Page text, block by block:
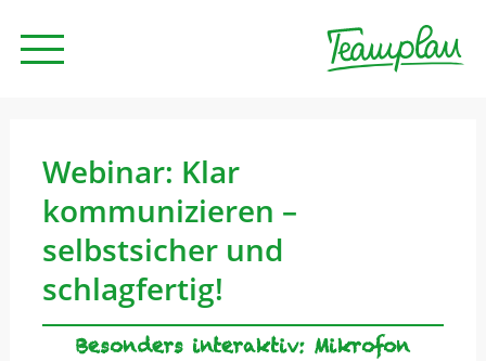
Beratung
Unternehmen
Webinar: Klar
kommunizieren –
selbstsicher und
schlagfertig!
Besonders interaktiv: Mikrofon